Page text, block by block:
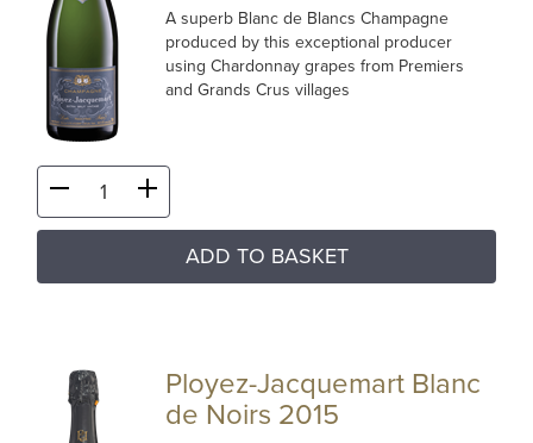
A superb Blanc de Blancs Champagne
produced by this exceptional producer
using Chardonnay grapes from Premiers
and Grands Crus villages
ADD TO BASKET
Ployez-Jacquemart Blanc
de Noirs 2015